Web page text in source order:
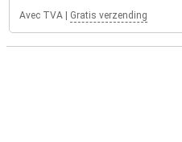
Avec TVA Gratis verzending